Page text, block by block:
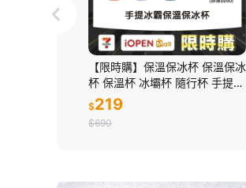
【限時購】保溫保冰杯 保溫保冰
杯 保溫杯 冰壩杯 隨行杯 手提環
保杯 飲料杯 咖啡杯 304不鏽鋼
雙層真空
$219
$690